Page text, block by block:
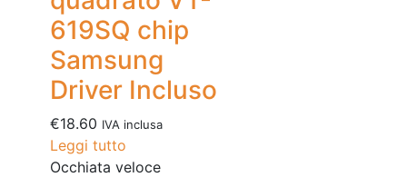
619SQ chip
Samsung
Driver Incluso
€18.60 IVA inclusa
Leggi tutto
Occhiata veloce